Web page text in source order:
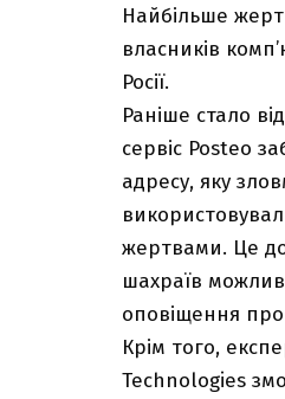
Найбільше
власників
Росії.
Раніше стало
сервіс Posteo
адресу, яку
жертвами. Це
шахраїв
оповіщення про
Крім того,
Technologies